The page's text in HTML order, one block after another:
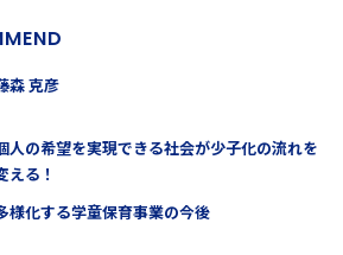
森 克彦
人の希望を実現できる社会が少子化の流れを
える！
様化する学童保育事業の今後